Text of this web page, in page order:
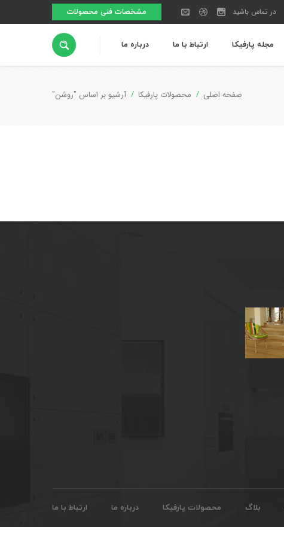
مشخصات فنی محصولات در تماس باشید
مجله پارفیکا ارتباط با ما درباره ما
صفحه اصلی محصولات پارفیکا آرشیو بر اساس "روشن"
بلاگ محصولات پارفیکا درباره ما ارتباط با ما